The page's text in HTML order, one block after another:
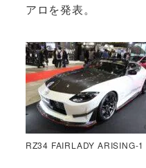
アロを発表。
RZ34 FAIRLADY ARISING-1